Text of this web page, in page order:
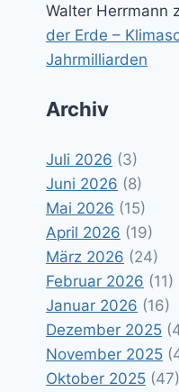
Walter Herrmann
der Erde –
Jahrmilliarden
Archiv
Juli 2026 (3)
Juni 2026 (8)
Mai 2026 (15)
April 2026 (19)
März 2026 (24)
Februar 2026 (11)
Januar 2026 (16)
Dezember 2025
November 2025
Oktober 2025 (47)